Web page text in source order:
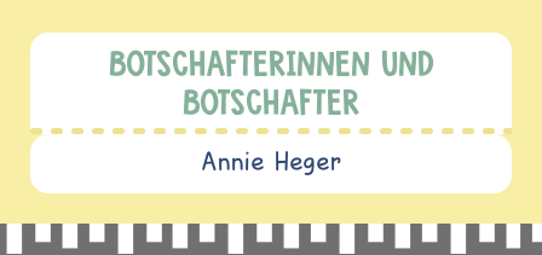
BOTSCHAFTERINNEN UND
BOTSCHAFTER
Annie Heger